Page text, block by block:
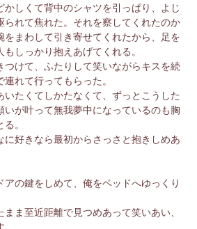
しくて背中のシャツを引っぱり、よじ
られて焦れた。それを察してくれたのか
をまわして引き寄せてくれたから、足を
しっかり抱えあげてくれる。
けて、ふたりして笑いながらキスを続
れて行ってもらった。
たくてしかたなくて、ずっとこうした
いが叶って無我夢中になっているのも胸
。
好きなら最初からさっさと抱きしめあ
の鍵をしめて、俺をベッドへゆっくり
ま至近距離で見つめあって笑いあい、